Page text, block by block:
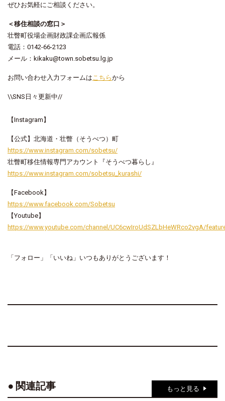
ぜひお気軽にご相談ください。
＜移住相談の窓口＞
壮瞥町役場企画財政課企画広報係
電話： 0142-66-2123
メール： kikaku@town.sobetsu.lg.jp
お問い合わせ入力フォームは こちらから
\\SNS日々更新中//
【Instagram】
【公式】北海道・壮瞥（そうべつ）町
https://www.instagram.com/sobetsu/
壮瞥町移住情報専門アカウント『そうべつ暮らし』
https://www.instagram.com/sobetsu_kurashi/
【Facebook】
https://www.facebook.com/Sobetsu
【Youtube】
https://www.youtube.com/channel/UC6cwIroUdSZLbHeWRco2vgA/
「フォロー」「いいね」いつもありがとうございます！
関連記事 もっと見る